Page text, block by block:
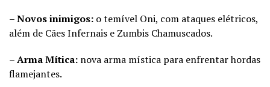
–Novos inimigos: o temível Oni, com ataques elétricos,
além de Cães Infernais e Zumbis Chamuscados.
–Arma Mítica: nova arma mística para enfrentar hordas
flamejantes.